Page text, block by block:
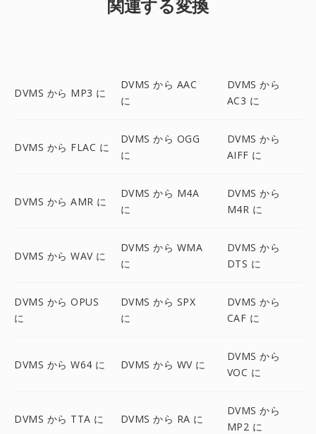
関連する変換
DVMS から MP3 に
DVMS から AAC
に
DVMS から
AC3 に
DVMS から FLAC に
DVMS から OGG
に
DVMS から
AIFF に
DVMS から AMR に
DVMS から M4A
に
DVMS から
M4R に
DVMS から WAV に
DVMS から WMA
に
DVMS から
DTS に
DVMS から OPUS
に
DVMS から SPX
に
DVMS から
CAF に
DVMS から W64 に DVMS から WV に
DVMS から
VOC に
DVMS から TTA に DVMS から RA に
DVMS から
MP2 に